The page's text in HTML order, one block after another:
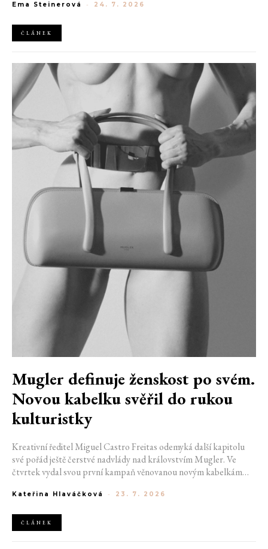
klasické týdny módy mohou brzy vypadat úplně jinak.
Ema Steinerová - 24. 7. 2026
ČLÁNEK
Mugler definuje ženskost po svém.
Novou kabelku svěřil do rukou
kulturistky
Kreativní ředitel Miguel Castro Freitas odemyká další kapitolu
své pořád ještě čerstvé nadvlády nad královstvím Mugler. Ve
čtvrtek vydal svou první kampaň věnovanou novým kabelkám
do módního domu dorazil. Umně mísí výrazy minulosti a dávných
Kateřina Hlaváčková - 23. 7. 2026
ČLÁNEK